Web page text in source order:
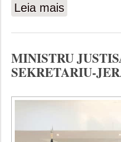
Leia mais
MINISTRU
SEKRETARIU-